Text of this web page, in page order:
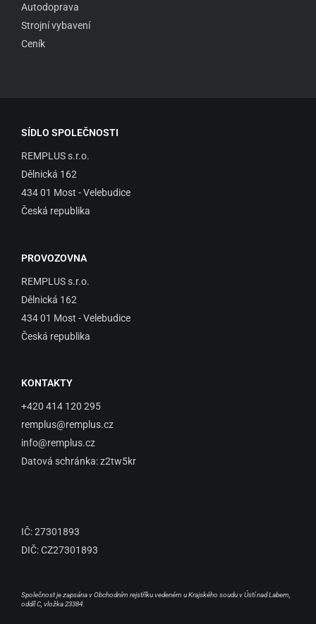
Autodoprava
Strojní vybavení
Ceník
SÍDLO SPOLEČNOSTI
REMPLUS s.r.o.
Dělnická 162
434 01 Most - Velebudice
Česká republika
PROVOZOVNA
REMPLUS s.r.o.
Dělnická 162
434 01 Most - Velebudice
Česká republika
KONTAKTY
+420 414 120 295
remplus@remplus.cz
info@remplus.cz
Datová schránka: z2tw5kr
IČ: 27301893
DIČ: CZ27301893
Společnost je zapsána v Obchodním rejstříku vedeném u Krajského soudu v Ústí nad Labem,
oddíl C, vložka 23384.